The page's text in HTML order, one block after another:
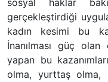
sosyal haklar
gerçekleştirdiği
kadın kesimi bu
İnanılması güç
yapan bu
olma, yurttaş olma,